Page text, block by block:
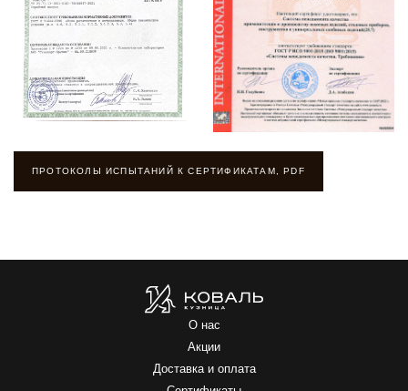
ПРОТОКОЛЫ ИСПЫТАНИЙ К СЕРТИФИКАТАМ, PDF
О нас
Акции
Доставка и оплата